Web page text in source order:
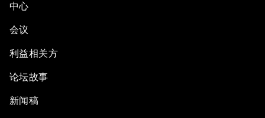
中心
会议
利益相关方
论坛故事
新闻稿